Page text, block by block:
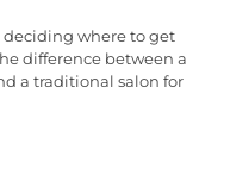
deciding where to get
difference between a
a traditional salon for